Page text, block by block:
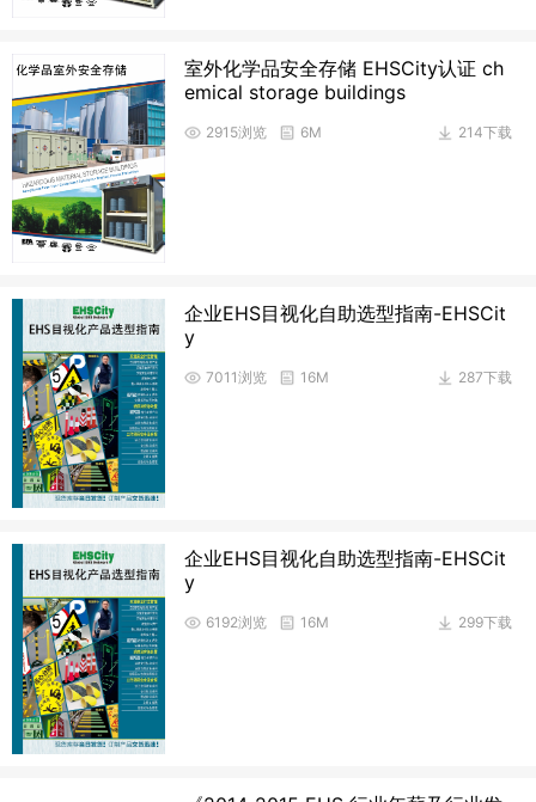
室外化学品安全存储 EHSCity认证 ch
emical storage buildings
214下载
2915浏览 6M
企业EHS目视化自助选型指南-EHSCit
y
287下载
7011浏览 16M
企业EHS目视化自助选型指南-EHSCit
y
299下载
6192浏览 16M